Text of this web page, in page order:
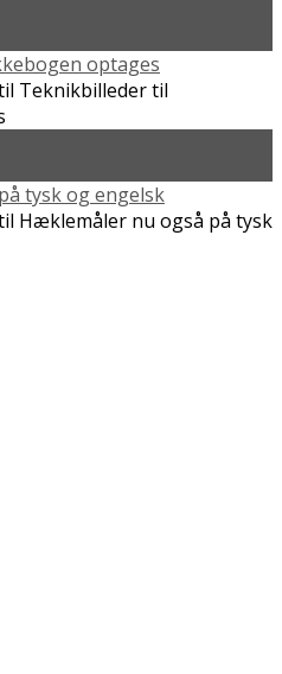
optages
Teknikbilleder til
tysk og engelsk
Hæklemåler nu også på tysk